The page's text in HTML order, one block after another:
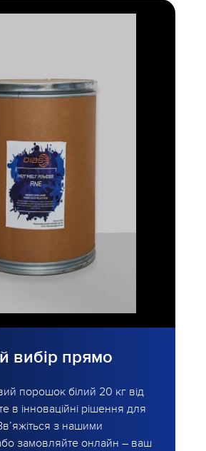
вибір прямо
порошок білий 20 кг від
в інноваційні рішення для
з нашими
замовляйте онлайн – ваш